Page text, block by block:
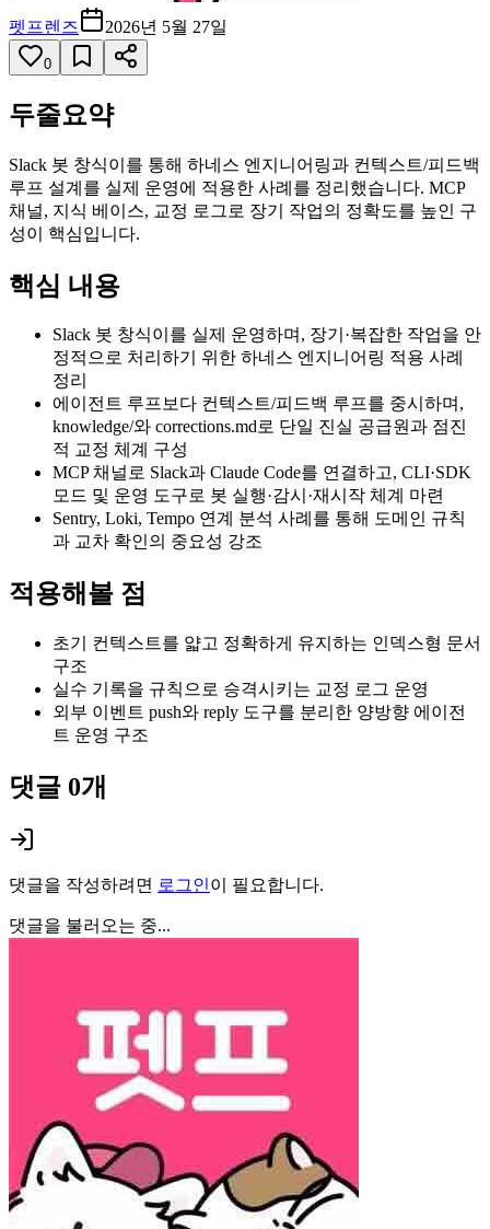
펫프렌즈 2026년 5월 27일
0
두줄요약
Slack 봇 창식이를 통해 하네스 엔지니어링과 컨텍스트/피드백
루프 설계를 실제 운영에 적용한 사례를 정리했습니다. MCP
채널, 지식 베이스, 교정 로그로 장기 작업의 정확도를 높인 구
성이 핵심입니다.
핵심 내용
Slack 봇 창식이를 실제 운영하며, 장기·복잡한 작업을 안
정적으로 처리하기 위한 하네스 엔지니어링 적용 사례
정리
에이전트 루프보다 컨텍스트/피드백 루프를 중시하며,
knowledge/와 corrections.md로 단일 진실 공급원과 점진
적 교정 체계 구성
MCP 채널로 Slack과 Claude Code를 연결하고, CLI·SDK
모드 및 운영 도구로 봇 실행·감시·재시작 체계 마련
Sentry, Loki, Tempo 연계 분석 사례를 통해 도메인 규칙
과 교차 확인의 중요성 강조
적용해볼 점
초기 컨텍스트를 얇고 정확하게 유지하는 인덱스형 문서
구조
실수 기록을 규칙으로 승격시키는 교정 로그 운영
외부 이벤트 push와 reply 도구를 분리한 양방향 에이전
트 운영 구조
댓글 0개
댓글을 작성하려면 로그인이 필요합니다.
댓글을 불러오는 중...